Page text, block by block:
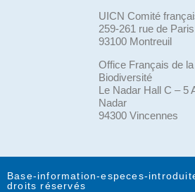
UICN Comité
259-261 rue de Paris
93100 Montreuil
Office Français de la
Biodiversité
Le Nadar Hall C – 5
Nadar
94300 Vincennes
Base-information-especes-
droits réservés